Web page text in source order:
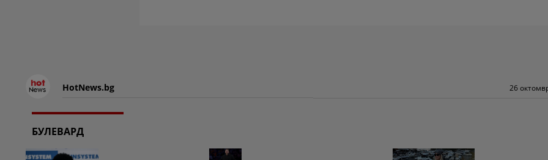
HotNews.bg 26
БУЛЕВАРД